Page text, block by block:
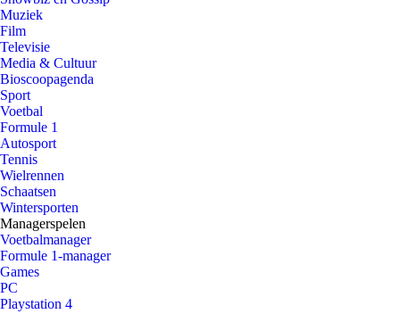
Muziek
Film
Televisie
Media & Cultuur
Bioscoopagenda
Sport
Voetbal
Formule 1
Autosport
Tennis
Wielrennen
Schaatsen
Wintersporten
Managerspelen
Voetbalmanager
Formule 1-manager
Games
PC
Playstation 4